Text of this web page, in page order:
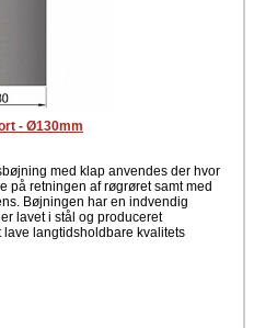
- Ø130mm
med klap anvendes der hvor
retningen af røgrøret samt med
Bøjningen har en indvendig
lavet i stål og produceret
lave langtidsholdbare kvalitets